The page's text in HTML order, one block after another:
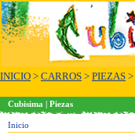
INICIO > CARROS > PIEZAS >
Cubisima | Piezas
Inicio